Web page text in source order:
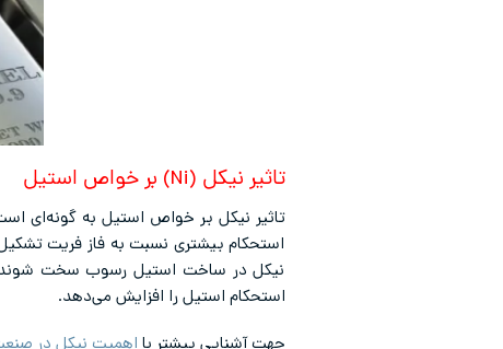
تاثیر نیکل (Ni) بر خواص استیل
تاثیر نیکل بر خواص استیل به گونه‌ای
استحکام بیشتری نسبت به فاز‌ فریت
نیکل در ساخت استیل رسوب سخت شونده
استحکام استیل را افزایش می‌دهد.